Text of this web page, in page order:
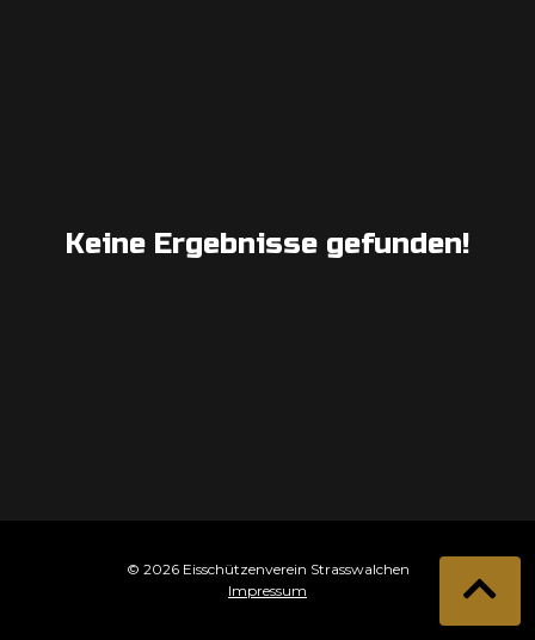
Keine Ergebnisse gefunden!
© 2026 Eisschützenverein Strasswalchen
Impressum